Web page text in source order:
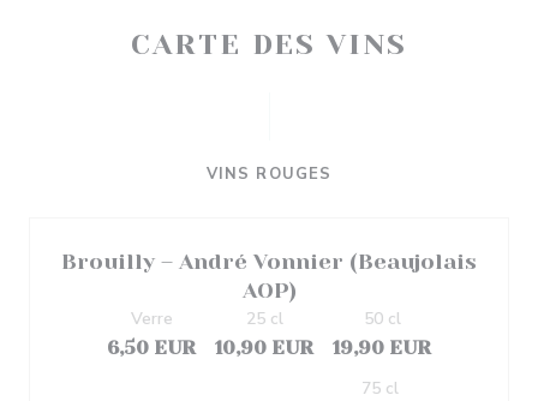
CARTE DES VINS
VINS ROUGES
Brouilly – André Vonnier (Beaujolais
AOP)
6,50 EUR
Verre
10,90 EUR
25 cl
19,90 EUR
50 cl
75 cl